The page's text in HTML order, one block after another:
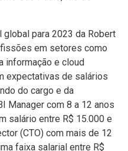
para 2023 da Robert
em setores como
informação e cloud
expectativas de salários
do cargo e da
Manager com 8 a 12 anos
salário entre R$ 15.000 e
(CTO) com mais de 12
faixa salarial entre R$